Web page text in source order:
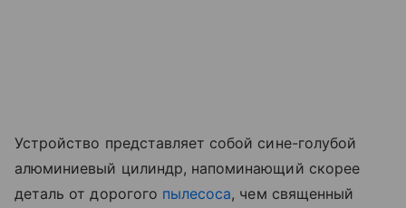
Устройство представляет собой сине-голубой
алюминиевый цилиндр, напоминающий скорее
деталь от дорогого пылесоса, чем священный